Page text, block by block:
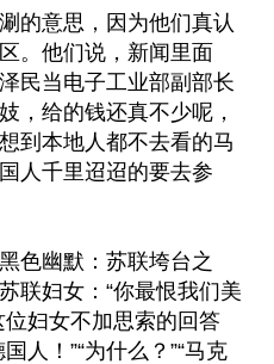
的意思，因为他们真认
。他们说，新闻里面
民当电子工业部副部长
，给的钱还真不少呢，
到本地人都不去看的马
人千里迢迢的要去参
色幽默：苏联垮台之
联妇女：“你最恨我们美
位妇女不加思索的回答
人！”“为什么？”“马克